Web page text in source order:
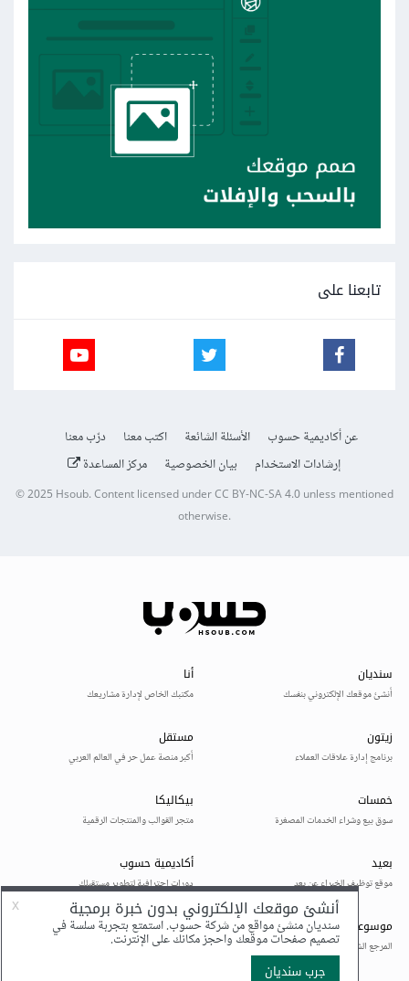
تابعنا على
عن أكاديمية حسوب الأسئلة الشائعة اكتب معنا
درّب معنا
إرشادات الاستخدام
بيان الخصوصية مركز المساعدة
© 2025Hsoub.Content licensed underCC BY-NC-SA 4.0unless mentioned
otherwise.